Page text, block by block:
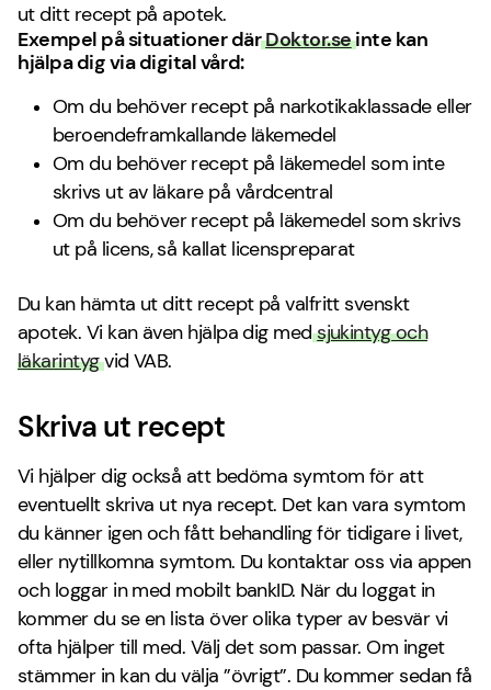
ut ditt recept på apotek.
Exempel på situationer därDoktor.seinte kan
hjälpa dig via digital vård:
Om du behöver recept på narkotikaklassade eller
beroendeframkallande läkemedel
Om du behöver recept på läkemedel som inte
skrivs ut av läkare på vårdcentral
Om du behöver recept på läkemedel som skrivs
ut på licens, så kallat licenspreparat
Du kan hämta ut ditt recept på valfritt svenskt
apotek. Vi kan även hjälpa dig medsjukintyg och
läkarintygvid VAB.
Skriva ut recept
Vi hjälper dig också att bedöma symtom för att
eventuellt skriva ut nya recept. Det kan vara symtom
du känner igen och fått behandling för tidigare i livet,
eller nytillkomna symtom. Du kontaktar oss via appen
och loggar in med mobilt bankID. När du loggat in
kommer du se en lista över olika typer av besvär vi
ofta hjälper till med. Välj det som passar. Om inget
stämmer in kan du välja ”övrigt”. Du kommer sedan få